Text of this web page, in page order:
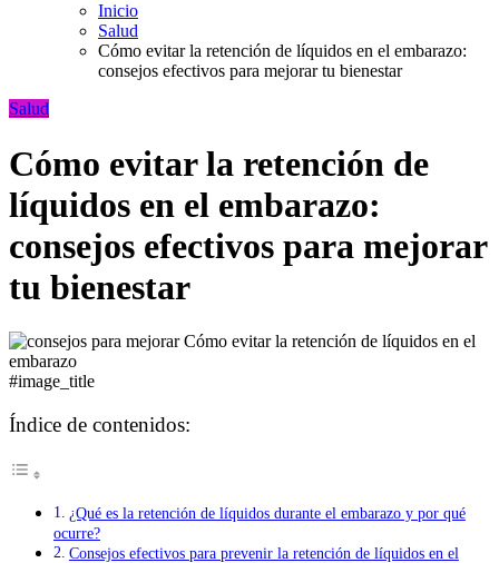
Inicio
Salud
Cómo evitar la retención de líquidos en el embarazo:
consejos efectivos para mejorar tu bienestar
Salud
Cómo evitar la retención de
líquidos en el embarazo:
consejos efectivos para mejorar
tu bienestar
#image_title
Índice de contenidos:
¿Qué es la retención de líquidos durante el embarazo y por qué
ocurre?
Consejos efectivos para prevenir la retención de líquidos en el